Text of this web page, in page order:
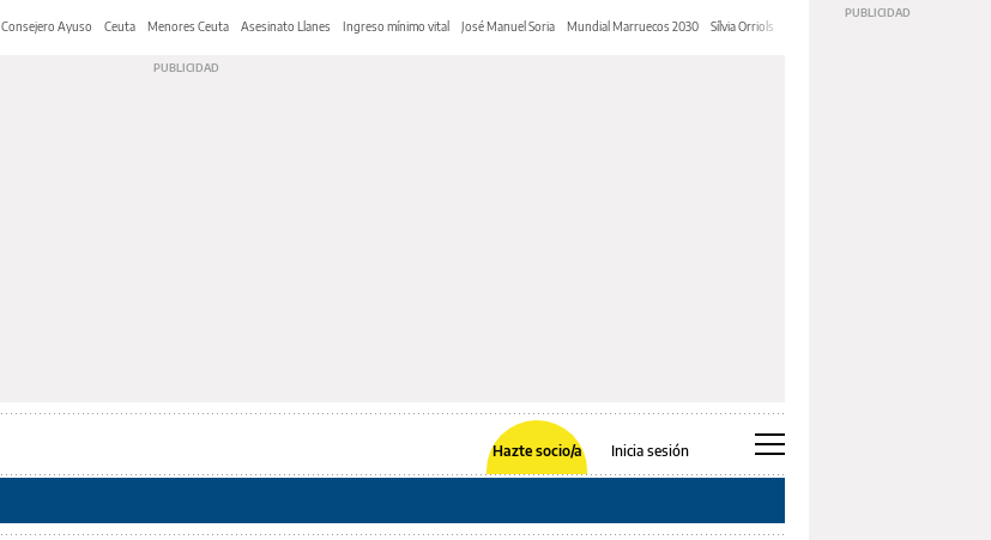
Consejero Ayuso Ceuta Menores Ceuta Asesinato Llanes Ingreso mínimo vital José Manuel Soria Mundial Marruecos 2030 Sílvia Orriols
Hazte socio/a Inicia sesión